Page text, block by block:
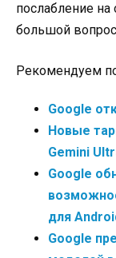
послабление
большой
Рекомендуем
Google
Новые
Gemini
Google
для
Google